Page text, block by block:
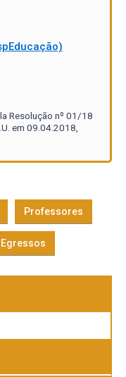
Resolução nº 01/18
em 09.04.2018,
Professores
Egressos